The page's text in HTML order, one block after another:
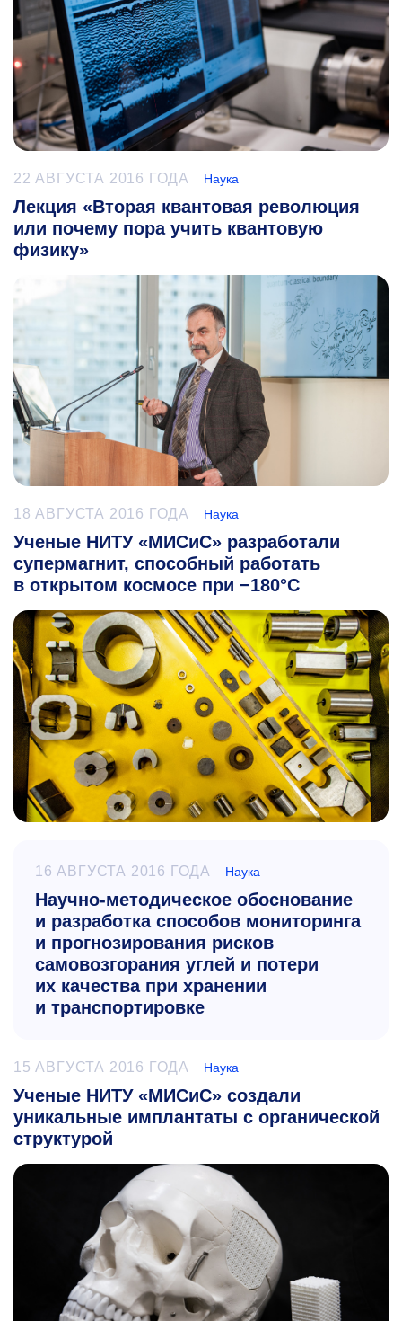
22 АВГУСТА 2016 ГОДА Наука
Лекция «Вторая квантовая революция
или почему пора учить квантовую
физику»
18 АВГУСТА 2016 ГОДА Наука
Ученые НИТУ «МИСиС» разработали
супермагнит, способный работать
в открытом космосе при −180°С
16 АВГУСТА 2016 ГОДА Наука
Научно-методическое обоснование
и разработка способов мониторинга
и прогнозирования рисков
самовозгорания углей и потери
их качества при хранении
и транспортировке
15 АВГУСТА 2016 ГОДА Наука
Ученые НИТУ «МИСиС» создали
уникальные имплантаты с органической
структурой